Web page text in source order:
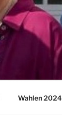
Wahlen 2024